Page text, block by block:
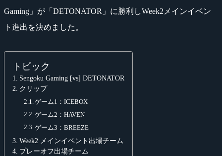
Gaming」が「DETONATOR」に勝利しWeek2メインイベン
ト進出を決めました。
トピック
Sengoku Gaming [vs] DETONATOR
クリップ
ゲーム1：ICEBOX
ゲーム2：HAVEN
ゲーム3：BREEZE
Week2 メインイベント出場チーム
プレーオフ出場チーム